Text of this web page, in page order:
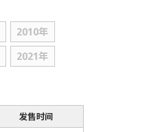
2010年
2021年
发售时间